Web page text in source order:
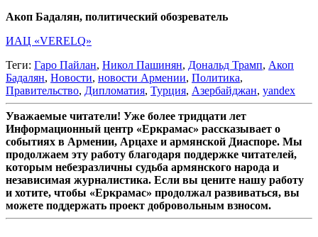
Акоп Бадалян, политический обозреватель
ИАЦ «VERELQ»
Теги: Гаро Пайлан, Никол Пашинян, Дональд Трамп, Акоп
Бадалян, Новости, новости Армении, Политика,
Правительство, Дипломатия, Турция, Азербайджан, yandex
Уважаемые читатели! Уже более тридцати лет
Информационный центр «Еркрамас» рассказывает о
событиях в Армении, Арцахе и армянской Диаспоре. Мы
продолжаем эту работу благодаря поддержке читателей,
которым небезразличны судьба армянского народа и
независимая журналистика. Если вы цените нашу работу
и хотите, чтобы «Еркрамас» продолжал развиваться, вы
можете поддержать проект добровольным взносом.